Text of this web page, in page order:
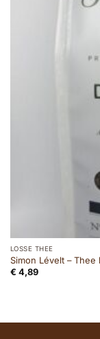
LOSSE THEE
Simon Lévelt –
€ 4,89